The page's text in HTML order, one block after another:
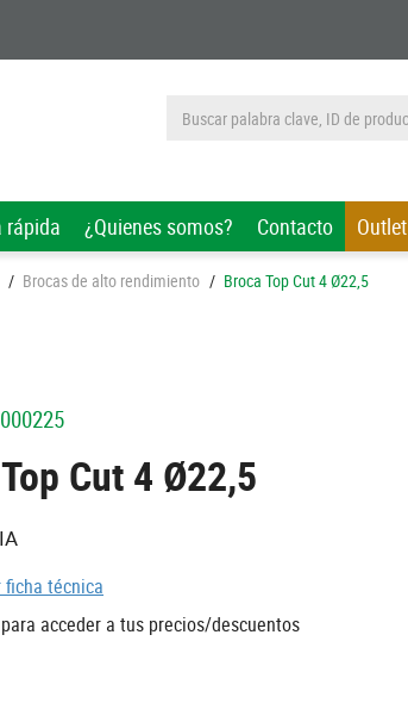
rápida ¿Quienes somos? Contacto Outlet
/ Brocas de alto rendimiento / Broca Top Cut 4 Ø22,5
Cut 4 Ø22,5
ficha técnica
para acceder a tus precios/descuentos